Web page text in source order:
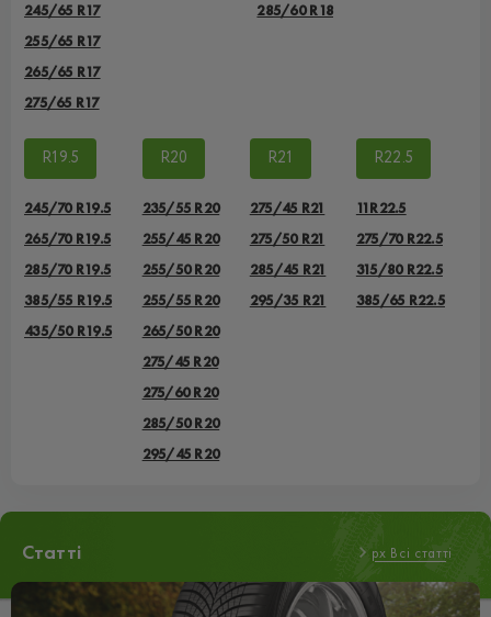
245/65 R17
255/65 R17
265/65 R17
275/65 R17
285/60 R18
R19.5
245/70 R19.5
265/70 R19.5
285/70 R19.5
385/55 R19.5
435/50 R19.5
R20
235/55 R20
255/45 R20
255/50 R20
255/55 R20
265/50 R20
275/45 R20
275/60 R20
285/50 R20
295/45 R20
R21
275/45 R21
275/50 R21
285/45 R21
295/35 R21
R22.5
11R22.5
275/70 R22.5
315/80 R22.5
385/65 R22.5
Статті px Всі статті